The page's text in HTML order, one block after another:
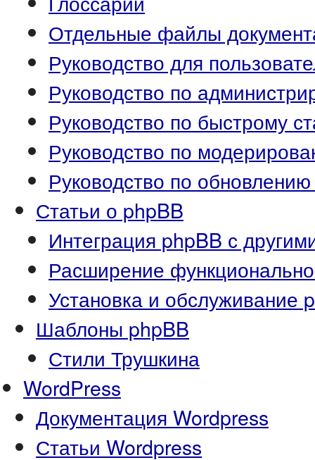
Отдельные файлы
Руководство для
Руководство по
Руководство по быстрому
Руководство по
Руководство по
Статьи о phpBB
Интеграция phpBB с
Расширение
Установка и обслуживание
Шаблоны phpBB
Стили Трушкина
WordPress
Документация Wordpress
Статьи Wordpress